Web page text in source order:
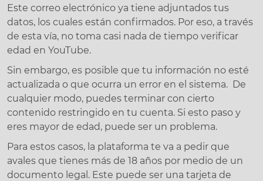
Este correo electrónico ya tiene adjuntados tus
datos, los cuales están confirmados. Por eso, a través
de esta vía, no toma casi nada de tiempo verificar
edad en YouTube.
Sin embargo, es posible que tu información no esté
actualizada o que ocurra un error en el sistema. De
cualquier modo, puedes terminar con cierto
contenido restringido en tu cuenta. Si esto paso y
eres mayor de edad, puede ser un problema.
Para estos casos, la plataforma te va a pedir que
avales que tienes más de 18 años por medio de un
documento legal. Este puede ser una tarjeta de